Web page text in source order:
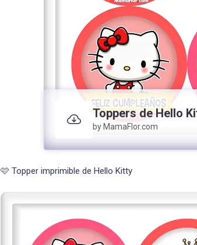
Toppers de Hello
by MamaFlor.com
🩷 Topper imprimible de Hello Kitty